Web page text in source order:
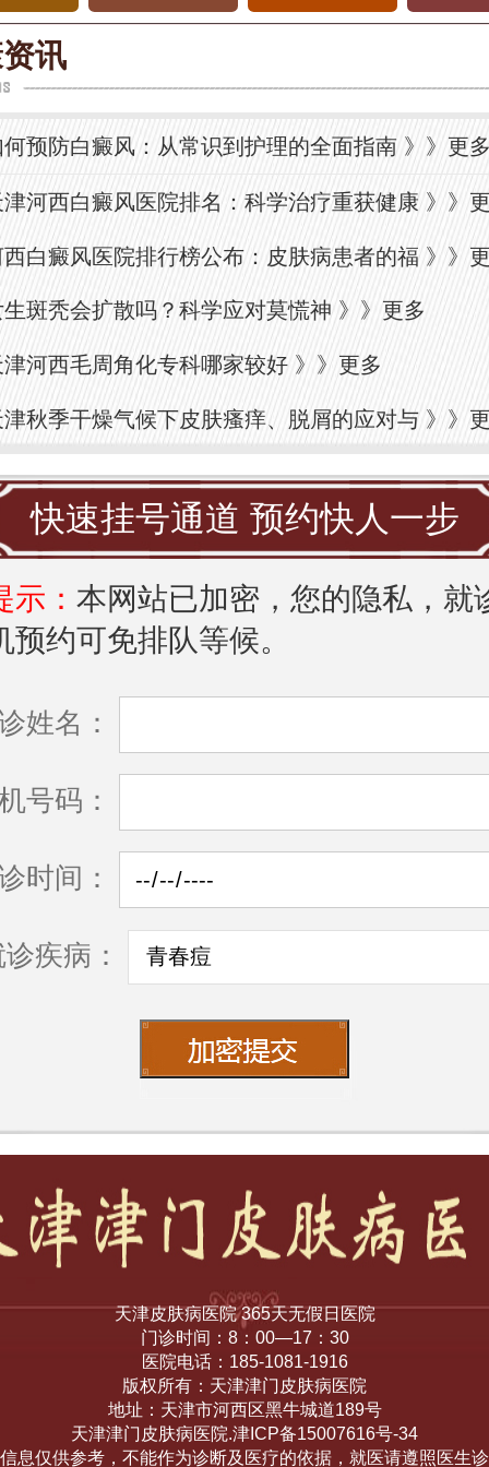
讯
何预防白癜风：从常识到护理的全面指南 》》更
津河西白癜风医院排名：科学治疗重获健康》》
西白癜风医院排行榜公布：皮肤病患者的福》》
生斑秃会扩散吗？科学应对莫慌神》》 更多
津河西毛周角化专科哪家较好 》》更多
津秋季干燥气候下皮肤瘙痒、脱屑的应对与 》》
快速挂号通道 预约快人一步
示： 本网站已加密，您的隐私，就
预约可免排队等候。
姓名：
号码：
时间：
疾病：
天津皮肤病医院 365天无假日医院
门诊时间：8：00—17：30
医院电话：185-1081-1916
版权所有：天津津门皮肤病医院
地址：天津市河西区黑牛城道189号
天津津门皮肤病医院.津ICP备15007616号-34
息仅供参考，不能作为诊断及医疗的依据，就医请遵照医生